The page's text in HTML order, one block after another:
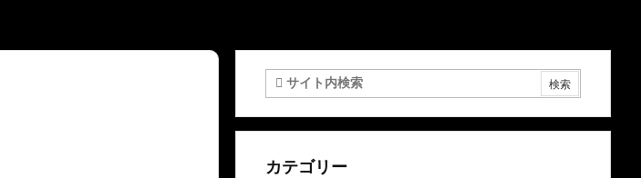
カテゴリー